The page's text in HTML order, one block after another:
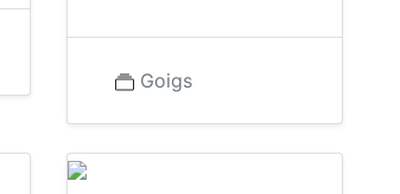
Goigs